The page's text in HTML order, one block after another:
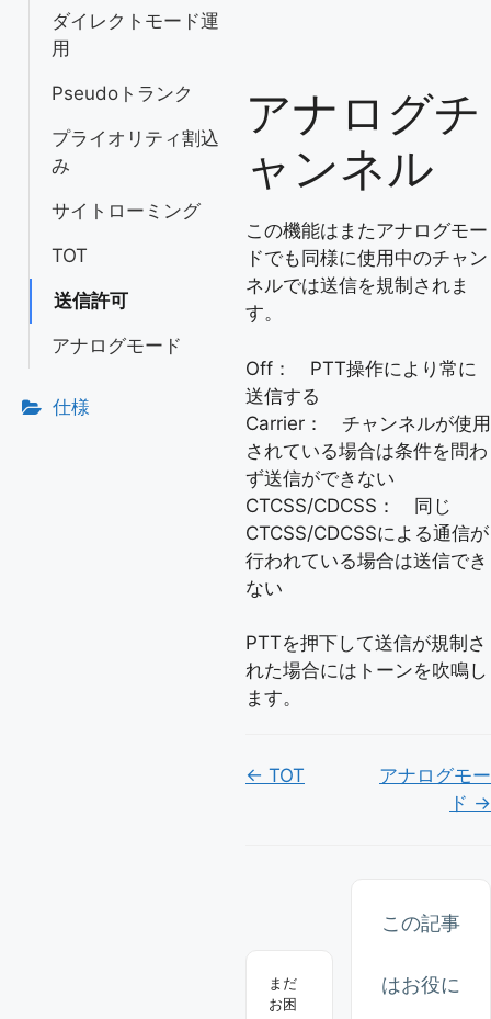
ダイレクトモード運
用
Pseudoトランク
プライオリティ割込
み
サイトローミング
TOT
送信許可
アナログモード
仕様
アナログチ
ャンネル
この機能はまたアナログモー
ドでも同様に使用中のチャン
ネルでは送信を規制されま
す。
Off： PTT操作により常に
送信する
Carrier： チャンネルが使用
されている場合は条件を問わ
ず送信ができない
CTCSS/CDCSS： 同じ
CTCSS/CDCSSによる通信が
行われている場合は送信でき
ない
PTTを押下して送信が規制さ
れた場合にはトーンを吹鳴し
ます。
Doc
ョ
← TOT
アナログモー
ド →
まだ
お困
この記事
はお役に